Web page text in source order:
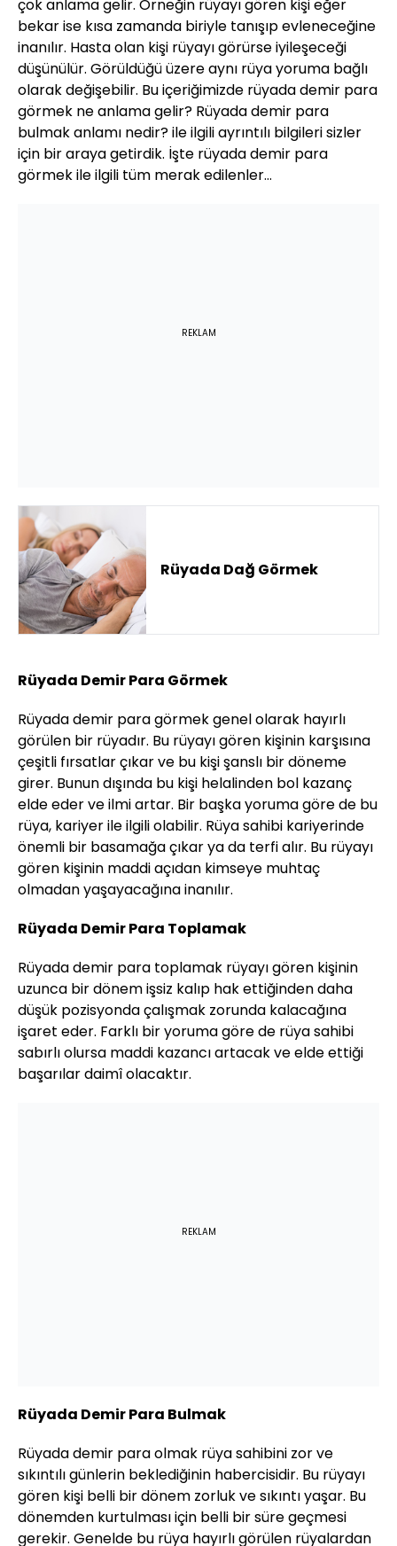
çok anlama gelir. Örneğin rüyayı gören kişi eğer
bekar ise kısa zamanda biriyle tanışıp evleneceğine
inanılır. Hasta olan kişi rüyayı görürse iyileşeceği
düşünülür. Görüldüğü üzere aynı rüya yoruma bağlı
olarak değişebilir. Bu içeriğimizde rüyada demir para
görmek ne anlama gelir? Rüyada demir para
bulmak anlamı nedir? ile ilgili ayrıntılı bilgileri sizler
için bir araya getirdik. İşte rüyada demir para
görmek ile ilgili tüm merak edilenler…
REKLAM
Rüyada Dağ Görmek
Rüyada Demir Para Görmek
Rüyada demir para görmek genel olarak hayırlı
görülen bir rüyadır. Bu rüyayı gören kişinin karşısına
çeşitli fırsatlar çıkar ve bu kişi şanslı bir döneme
girer. Bunun dışında bu kişi helalinden bol kazanç
elde eder ve ilmi artar. Bir başka yoruma göre de bu
rüya, kariyer ile ilgili olabilir. Rüya sahibi kariyerinde
önemli bir basamağa çıkar ya da terfi alır. Bu rüyayı
gören kişinin maddi açıdan kimseye muhtaç
olmadan yaşayacağına inanılır.
Rüyada Demir Para Toplamak
Rüyada demir para toplamak rüyayı gören kişinin
uzunca bir dönem işsiz kalıp hak ettiğinden daha
düşük pozisyonda çalışmak zorunda kalacağına
işaret eder. Farklı bir yoruma göre de rüya sahibi
sabırlı olursa maddi kazancı artacak ve elde ettiği
başarılar daimî olacaktır.
REKLAM
Rüyada Demir Para Bulmak
Rüyada demir para olmak rüya sahibini zor ve
sıkıntılı günlerin beklediğinin habercisidir. Bu rüyayı
gören kişi belli bir dönem zorluk ve sıkıntı yaşar. Bu
dönemden kurtulması için belli bir süre geçmesi
gerekir. Genelde bu rüya hayırlı görülen rüyalardan